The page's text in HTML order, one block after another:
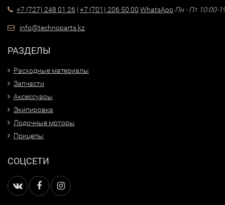
+7 (727) 248 01 26 | +7 (701) 206 50 00 WhatsApp Пн - Пт 10:00-
info@technoparts.kz
РАЗДЕЛЫ
Расходные материалы
Запчасти
Аксессуары
Экипировка
Лодочные моторы
Прицепы
СОЦСЕТИ